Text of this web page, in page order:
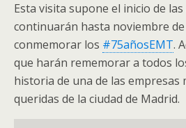
Esta visita supone el inicio de las
continuarán hasta noviembre
conmemorar los #75añosEMT.
que harán rememorar a todos
historia de una de las empresas
queridas de la ciudad de Madrid.